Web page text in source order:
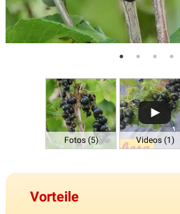
Fotos (5) Videos (1)
Vorteile